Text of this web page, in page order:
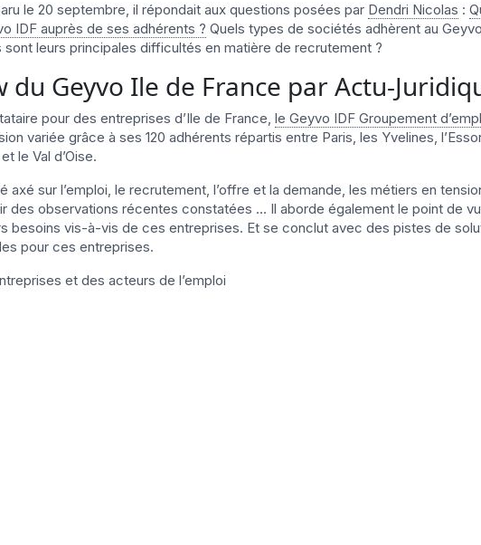
le 20 septembre, il répondait aux questions posées par Dendri Nicolas :
IDF auprès de ses adhérents ? Quels types de sociétés adhèrent au
sont leurs principales difficultés en matière de recrutement ?
du Geyvo Ile de France par Actu-
pour des entreprises d’Ile de France, le Geyvo IDF Groupement
variée grâce à ses 120 adhérents répartis entre Paris, les Yvelines,
le Val d’Oise.
axé sur l’emploi, le recrutement, l’offre et la demande, les métiers en
des observations récentes constatées … Il aborde également le point de
besoins vis-à-vis de ces entreprises. Et se conclut avec des pistes de
pour ces entreprises.
et des acteurs de l’emploi